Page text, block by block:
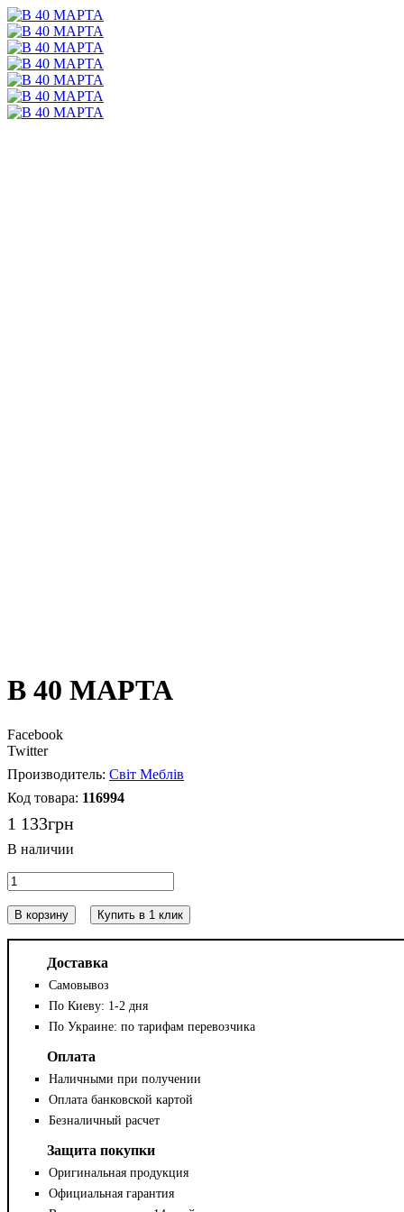
В 40 МАРТА
Facebook
Twitter
Світ Меблів
116994
1 133грн
В корзину Купить в 1 клик
Доставка
Самовывоз
По Киеву: 1-2 дня
По Украине: по тарифам перевозчика
Оплата
Наличными при получении
Оплата банковской картой
Безналичный расчет
Защита покупки
Оригинальная продукция
Официальная гарантия